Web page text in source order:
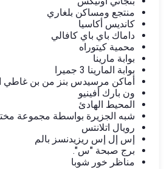
منتجع ومساكن بلغاري
كانديس أكاسيا
داماك باي باي كافالي
محمية كيتوراه
بوابة مارينا
بوابة المارينا 3 جميرا
أماكن مرسيدس بنز من بن غاطي
ون بارك أفينيو
المحيط الهادئ
شبه الجزيرة بواسطة مجموعة
رويال اتلانتس
إس إل إس ريزيدنسز بالم
برج صبحة "س".
مناظر خور شوبا